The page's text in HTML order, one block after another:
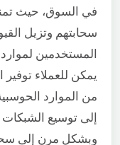
في السوق، حيث
سحابتهم وتزيل
يمكن للعملاء توفير
من الموارد
إلى توسيع الشبكات